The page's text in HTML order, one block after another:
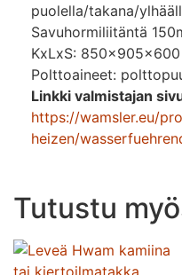
puolella/takana/
Savuhormiliitäntä
KxLxS: 850x905x600
Polttoaineet:
Linkki valmistajan
https://wamsler.eu/
heizen/
Tutustu